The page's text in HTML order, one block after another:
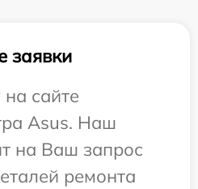
заявки
на сайте
Asus. Наш
на Ваш запрос
ремонта